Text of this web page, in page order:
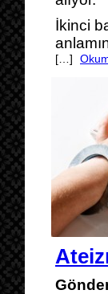
İkinci
[…]